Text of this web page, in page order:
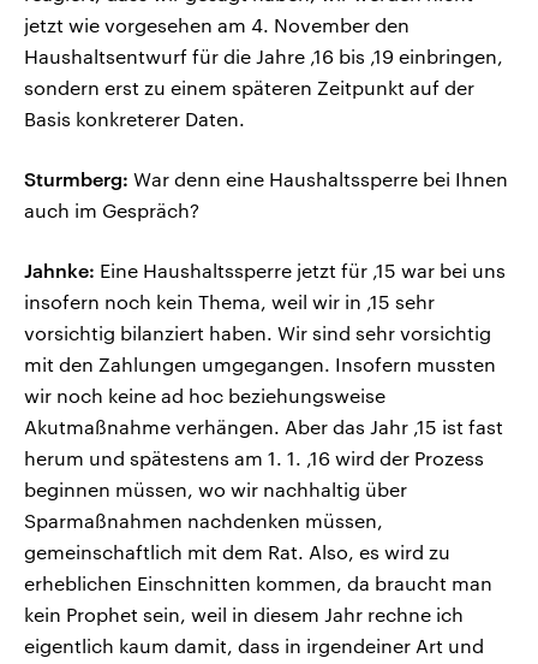
jetzt wie vorgesehen am 4. November den
Haushaltsentwurf für die Jahre ‚16 bis ‚19 einbringen,
sondern erst zu einem späteren Zeitpunkt auf der
Basis konkreterer Daten.
Sturmberg: War denn eine Haushaltssperre bei Ihnen
auch im Gespräch?
Jahnke: Eine Haushaltssperre jetzt für ‚15 war bei uns
insofern noch kein Thema, weil wir in ‚15 sehr
vorsichtig bilanziert haben. Wir sind sehr vorsichtig
mit den Zahlungen umgegangen. Insofern mussten
wir noch keine ad hoc beziehungsweise
Akutmaßnahme verhängen. Aber das Jahr ‚15 ist fast
herum und spätestens am 1. 1. ‚16 wird der Prozess
beginnen müssen, wo wir nachhaltig über
Sparmaßnahmen nachdenken müssen,
gemeinschaftlich mit dem Rat. Also, es wird zu
erheblichen Einschnitten kommen, da braucht man
kein Prophet sein, weil in diesem Jahr rechne ich
eigentlich kaum damit, dass in irgendeiner Art und